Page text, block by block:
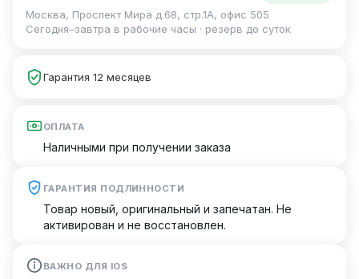
Москва, Проспект Мира д.68, стр.1А, офис 505
Сегодня–завтра в рабочие часы · резерв до суток
Гарантия 12 месяцев
ОПЛАТА
Наличными при получении заказа
ГАРАНТИЯ ПОДЛИННОСТИ
Товар новый, оригинальный и запечатан. Не
активирован и не восстановлен.
ВАЖНО ДЛЯ IOS